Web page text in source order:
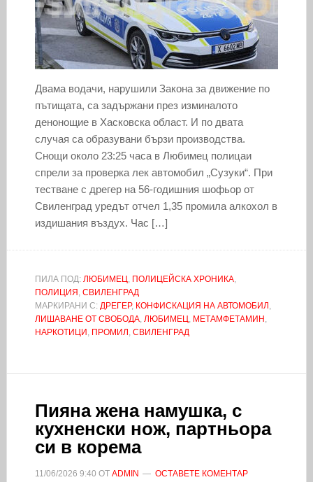
Двама водачи, нарушили Закона за движение по
пътищата, са задържани през изминалото
денонощие в Хасковска област. И по двата
случая са образувани бързи производства.
Снощи около 23:25 часа в Любимец полицаи
спрели за проверка лек автомобил „Сузуки“. При
тестване с дрегер на 56-годишния шофьор от
Свиленград уредът отчел 1,35 промила алкохол в
издишания въздух. Час […]
ПИЛА ПОД: ЛЮБИМЕЦ, ПОЛИЦЕЙСКА ХРОНИКА,
ПОЛИЦИЯ , СВИЛЕНГРАД
МАРКИРАНИ С: ДРЕГЕР, КОНФИСКАЦИЯ НА АВТОМОБИЛ ,
ЛИШАВАНЕ ОТ СВОБОДА, ЛЮБИМЕЦ, МЕТАМФЕТАМИН ,
НАРКОТИЦИ , ПРОМИЛ , СВИЛЕНГРАД
Пияна жена намушка, с
кухненски нож, партньора
си в корема
11/06/2026 9:40 ОТ ADMIN ОСТАВЕТЕ КОМЕНТАР